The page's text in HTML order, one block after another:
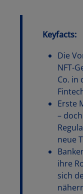
Keyfacts:
Die
NFT-
Co. in
Erste
–
neue
ihre
sich